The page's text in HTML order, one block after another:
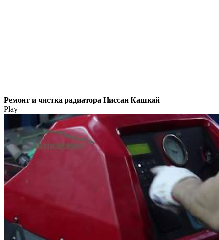
Ремонт и чистка радиатора Ниссан Кашкай
Play